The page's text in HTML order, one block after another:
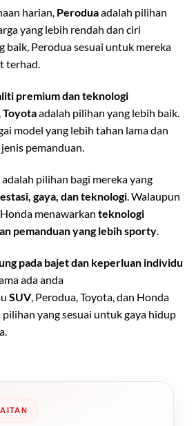
harian, Peroduaadalah pilihan
yang lebih rendah dan ciri
baik, Perodua sesuai untuk mereka
terhad.
premium dan teknologi
,Toyotaadalah pilihan yang lebih baik.
model yang lebih tahan lama dan
pemanduan.
adalah pilihan bagi mereka yang
gaya, dan teknologi. Walaupun
menawarkan teknologi
pemanduan yang lebih sporty.
pada bajet dan keperluan individu
ada anda
SUV, Perodua, Toyota, dan Honda
yang sesuai untuk gaya hidup